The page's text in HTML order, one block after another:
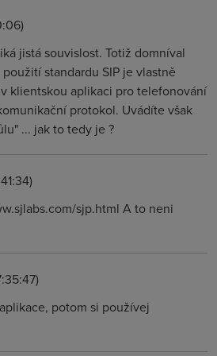
jistá souvislost. Totiž domníval
standardu SIP je vlastně
klientskou aplikaci pro telefonování
protokol. Uvádíte však
... jak to tedy je ?
sjp.html A to neni
potom si používej